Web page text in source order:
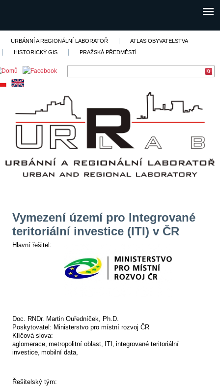
URBÁNNÍ A REGIONÁLNÍ LABORATOŘ
ATLAS OBYVATELSTVA
HISTORICKÝ GIS
PRAŽSKÁ PŘEDMĚSTÍ
Vymezení území pro Integrované
teritoriální investice (ITI) v ČR
Hlavní řešitel:
Doc. RNDr. Martin Ouředníček, Ph.D.
Poskytovatel: Ministerstvo pro místní rozvoj ČR
Klíčová slova:
aglomerace metropolitní oblast ITI
integrované teritoriální
investice mobilní data
Řešitelský tým: